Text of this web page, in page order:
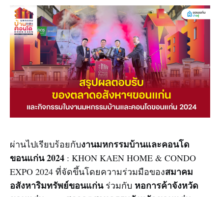
ผ่านไปเรียบร้อยกับงานมหกรรมบ้านและคอนโด
ขอนแก่น 2024 : KHON KAEN HOME & CONDO
EXPO 2024 ที่จัดขึ้นโดยความร่วมมือของสมาคม
อสังหาริมทรัพย์ขอนแก่นร่วมกับ หอการค้าจังหวัด